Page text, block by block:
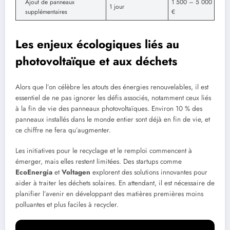
Ajout de panneaux
supplémentaires
1 jour
1 500 – 5 000
€
Les enjeux écologiques liés au
photovoltaïque et aux déchets
Alors que l’on célèbre les atouts des énergies renouvelables, il est
essentiel de ne pas ignorer les défis associés, notamment ceux liés
à la fin de vie des panneaux photovoltaïques. Environ 10 % des
panneaux installés dans le monde entier sont déjà en fin de vie, et
ce chiffre ne fera qu’augmenter.
Les initiatives pour le recyclage et le remploi commencent à
émerger, mais elles restent limitées. Des startups comme
EcoEnergia etVoltagen explorent des solutions innovantes pour
aider à traiter les déchets solaires. En attendant, il est nécessaire de
planifier l’avenir en développant des matières premières moins
polluantes et plus faciles à recycler.